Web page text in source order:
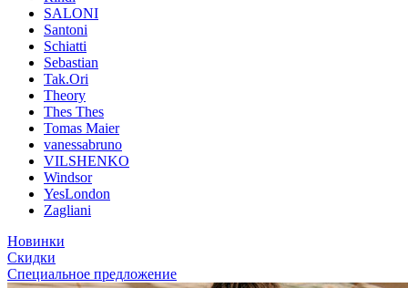
SALONI
Santoni
Schiatti
Sebastian
Tak.Ori
Theory
Thes Thes
Tomas Maier
vanessabruno
VILSHENKO
Windsor
YesLondon
Zagliani
Новинки
Скидки
Специальное предложение